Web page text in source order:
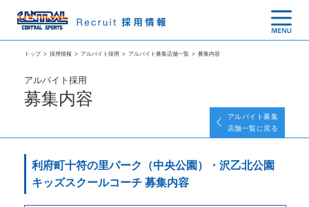
トップ > 採用情報 > アルバイト採用 > アルバイト募集店舗一覧 > 募集内容
アルバイト採用
募集内容
アルバイト募集
店舗一覧に戻る
利府町十符の里パーク（中央公園）・沢乙北公園
キッズスクールコーチ 募集内容